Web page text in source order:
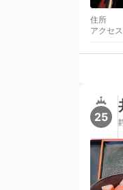
住所
アクセス
25